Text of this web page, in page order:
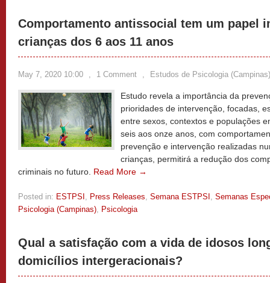
Comportamento antissocial tem um papel
crianças dos 6 aos 11 anos
May 7, 2020 10:00 , 1 Comment , Estudos de Psicologia (Campinas)
Estudo revela a importância da
prioridades de intervenção, focadas,
entre sexos, contextos e populações
seis aos onze anos, com
prevenção e intervenção realizadas
crianças, permitirá a redução dos
criminais no futuro. Read More →
Posted in: ESTPSI , Press Releases, Semana ESTPSI , Semanas
Psicologia (Campinas), Psicologia
Qual a satisfação com a vida de idosos
domicílios intergeracionais?